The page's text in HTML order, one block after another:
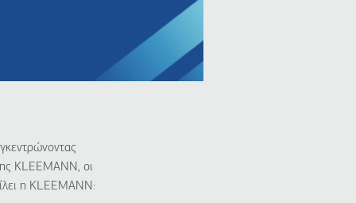
KLEEMANN, οι
η KLEEMANN: